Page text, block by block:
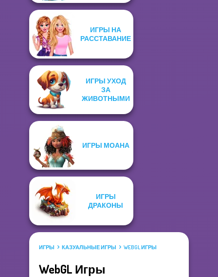
ИГРЫ НА
РАССТАВАНИЕ
ИГРЫ УХОД
ЗА
ЖИВОТНЫМИ
ИГРЫ МОАНА
ИГРЫ
ДРАКОНЫ
ИГРЫ КАЗУАЛЬНЫЕ ИГРЫ WEBGL ИГРЫ
WebGL Игры